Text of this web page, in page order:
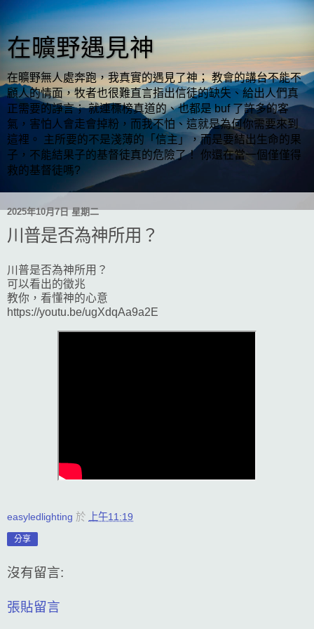
在曠野遇見神
在曠野無人處奔跑，我真實的遇見了神； 教會的講台不能不
顧人的情面，牧者也很難直言指出信徒的缺失、給出人們真
正需要的諍言； 就連標榜真道的、也都是 buf 了許多的客
氣，害怕人會走會掉粉，而我不怕、這就是為何你需要來到
這裡。 主所要的不是淺薄的「信主」，而是要結出生命的果
子，不能結果子的基督徒真的危險了！ 你還在當一個僅僅得
救的基督徒嗎?
2025年10月7日 星期二
川普是否為神所用？
川普是否為神所用？
可以看出的徵兆
教你，看懂神的心意
https://youtu.be/ugXdqAa9a2E
easyledlighting 於 上午11:19
分享
沒有留言:
張貼留言